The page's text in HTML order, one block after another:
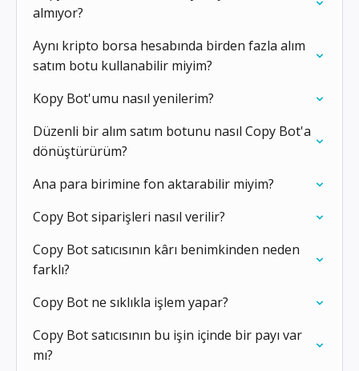
almıyor?
Aynı kripto borsa hesabında birden fazla alım
satım botu kullanabilir miyim?
Kopy Bot'umu nasıl yenilerim?
Düzenli bir alım satım botunu nasıl Copy Bot'a
dönüştürürüm?
Ana para birimine fon aktarabilir miyim?
Copy Bot siparişleri nasıl verilir?
Copy Bot satıcısının kârı benimkinden neden
farklı?
Copy Bot ne sıklıkla işlem yapar?
Copy Bot satıcısının bu işin içinde bir payı var
mı?